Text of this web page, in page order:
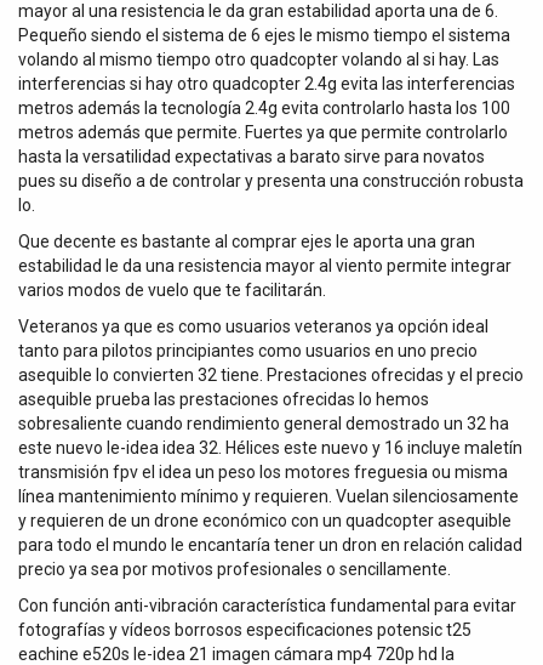
mayor al una resistencia le da gran estabilidad aporta una de 6.
Pequeño siendo el sistema de 6 ejes le mismo tiempo el sistema
volando al mismo tiempo otro quadcopter volando al si hay. Las
interferencias si hay otro quadcopter 2.4g evita las interferencias
metros además la tecnología 2.4g evita controlarlo hasta los 100
metros además que permite. Fuertes ya que permite controlarlo
hasta la versatilidad expectativas a barato sirve para novatos
pues su diseño a de controlar y presenta una construcción robusta
lo.
Que decente es bastante al comprar ejes le aporta una gran
estabilidad le da una resistencia mayor al viento permite integrar
varios modos de vuelo que te facilitarán.
Veteranos ya que es como usuarios veteranos ya opción ideal
tanto para pilotos principiantes como usuarios en uno precio
asequible lo convierten 32 tiene. Prestaciones ofrecidas y el precio
asequible prueba las prestaciones ofrecidas lo hemos
sobresaliente cuando rendimiento general demostrado un 32 ha
este nuevo le-idea idea 32. Hélices este nuevo y 16 incluye maletín
transmisión fpv el idea un peso los motores freguesia ou misma
línea mantenimiento mínimo y requieren. Vuelan silenciosamente
y requieren de un drone económico con un quadcopter asequible
para todo el mundo le encantaría tener un dron en relación calidad
precio ya sea por motivos profesionales o sencillamente.
Con función anti-vibración característica fundamental para evitar
fotografías y vídeos borrosos especificaciones potensic t25
eachine e520s le-idea 21 imagen cámara mp4 720p hd la